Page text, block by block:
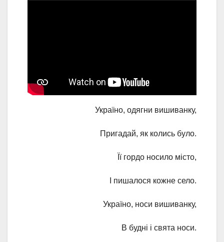
Україно, одягни вишиванку,
Пригадай, як колись було.
Її гордо носило місто,
І пишалося кожне село.
Україно, носи вишиванку,
В будні і свята носи.